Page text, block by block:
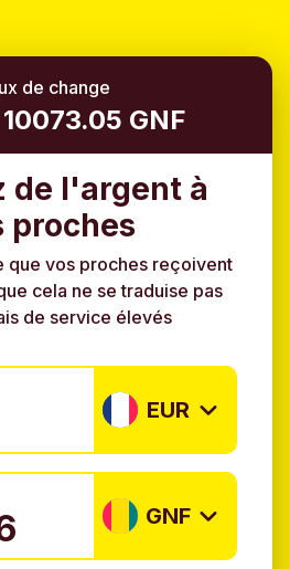
de change
10073.05 GNF
de l'argent à
proches
que vos proches reçoivent
cela ne se traduise pas
de service élevés
EUR
GNF